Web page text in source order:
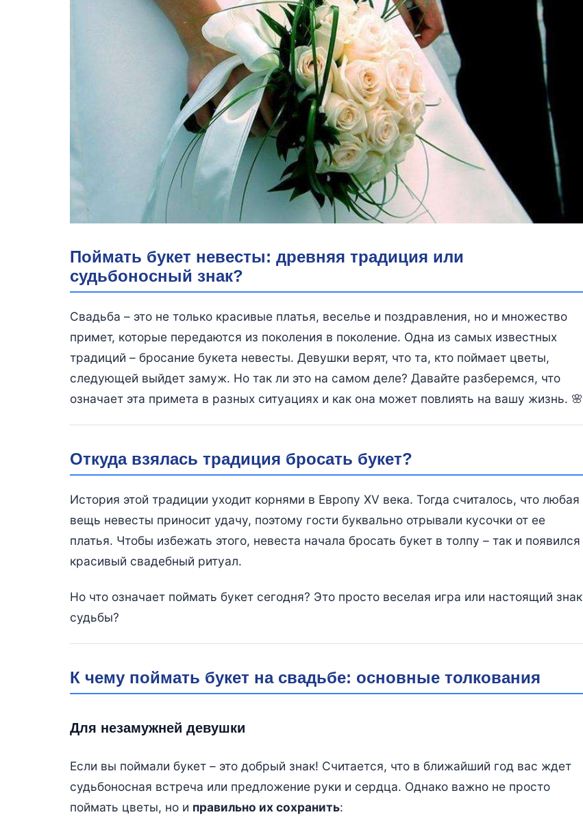
Поймать букет невесты: древняя традиция или
судьбоносный знак?
Свадьба – это не только красивые платья, веселье и поздравления, но и множество
примет, которые передаются из поколения в поколение. Одна из самых известных
традиций – бросание букета невесты. Девушки верят, что та, кто поймает цветы,
следующей выйдет замуж. Но так ли это на самом деле? Давайте разберемся, что
означает эта примета в разных ситуациях и как она может повлиять на вашу жизнь. 🌸
Откуда взялась традиция бросать букет?
История этой традиции уходит корнями в Европу XV века. Тогда считалось, что любая
вещь невесты приносит удачу, поэтому гости буквально отрывали кусочки от ее
платья. Чтобы избежать этого, невеста начала бросать букет в толпу – так и появился
красивый свадебный ритуал.
Но что означает поймать букет сегодня? Это просто веселая игра или настоящий знак
судьбы?
К чему поймать букет на свадьбе: основные толкования
Для незамужней девушки
Если вы поймали букет – это добрый знак! Считается, что в ближайший год вас ждет
судьбоносная встреча или предложение руки и сердца. Однако важно не просто
поймать цветы, но и правильно их сохранить: